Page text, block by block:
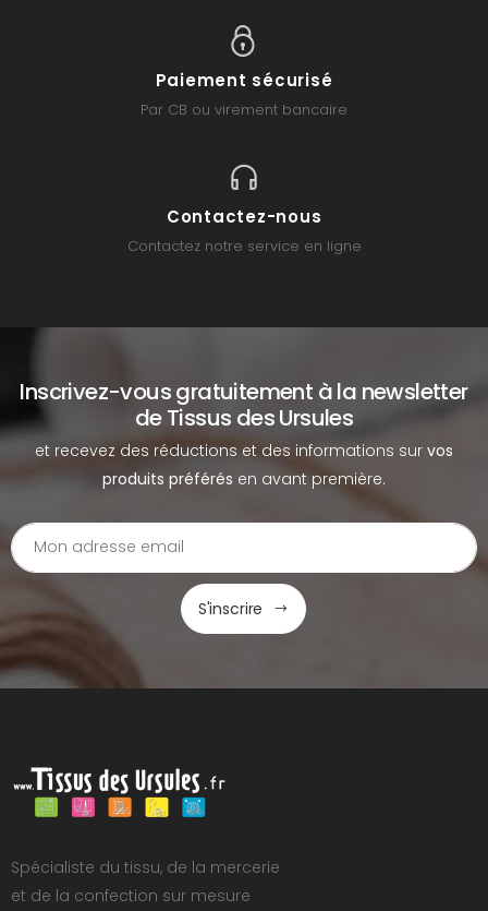
Paiement sécurisé
Par CB ou virement bancaire
Contactez-nous
Contactez notre service en ligne
Inscrivez-vous gratuitement à la newsletter
de Tissus des Ursules
et recevez des réductions et des informations sur vos
produits préférés en avant première.
S'inscrire
Spécialiste du tissu, de la mercerie
et de la confection sur mesure